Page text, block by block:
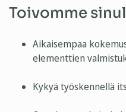
Toivomme
Aikaisempaa
elementtien
Kykyä työskennellä